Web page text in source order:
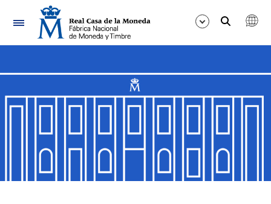
Nabigazioa
Erakutsi/Ezkutatu
Erakutsi/Ezkutatu
Erakutsi/Ezkutatu